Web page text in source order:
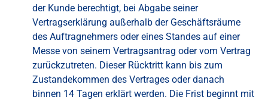
der Kunde berechtigt, bei Abgabe seiner
Vertragserklärung außerhalb der Geschäftsräume
des Auftragnehmers oder eines Standes auf einer
Messe von seinem Vertragsantrag oder vom Vertrag
zurückzutreten. Dieser Rücktritt kann bis zum
Zustandekommen des Vertrages oder danach
binnen 14 Tagen erklärt werden. Die Frist beginnt mit